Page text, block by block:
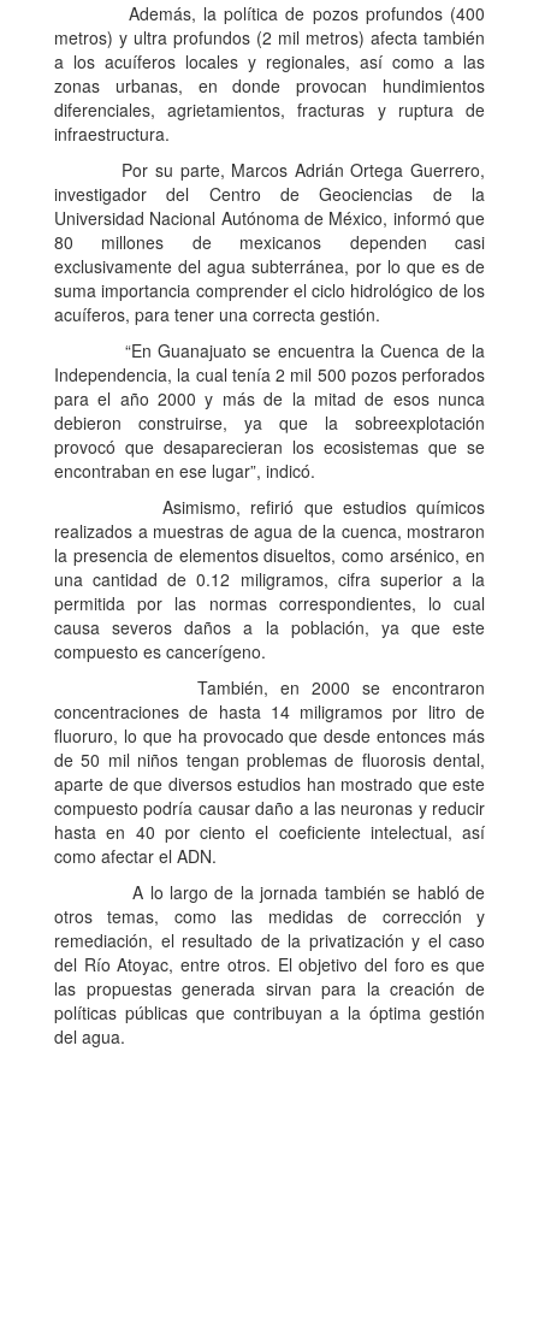
Además, la política de pozos profundos (400
metros) y ultra profundos (2 mil metros) afecta también
a los acuíferos locales y regionales, así como a las
zonas urbanas, en donde provocan hundimientos
diferenciales, agrietamientos, fracturas y ruptura de
infraestructura.
Por su parte, Marcos Adrián Ortega Guerrero,
investigador del Centro de Geociencias de la
Universidad Nacional Autónoma de México, informó que
80 millones de mexicanos dependen casi
exclusivamente del agua subterránea, por lo que es de
suma importancia comprender el ciclo hidrológico de los
acuíferos, para tener una correcta gestión.
“En Guanajuato se encuentra la Cuenca de la
Independencia, la cual tenía 2 mil 500 pozos perforados
para el año 2000 y más de la mitad de esos nunca
debieron construirse, ya que la sobreexplotación
provocó que desaparecieran los ecosistemas que se
encontraban en ese lugar”, indicó.
Asimismo, refirió que estudios químicos
realizados a muestras de agua de la cuenca, mostraron
la presencia de elementos disueltos, como arsénico, en
una cantidad de 0.12 miligramos, cifra superior a la
permitida por las normas correspondientes, lo cual
causa severos daños a la población, ya que este
compuesto es cancerígeno.
También, en 2000 se encontraron
concentraciones de hasta 14 miligramos por litro de
fluoruro, lo que ha provocado que desde entonces más
de 50 mil niños tengan problemas de fluorosis dental,
aparte de que diversos estudios han mostrado que este
compuesto podría causar daño a las neuronas y reducir
hasta en 40 por ciento el coeficiente intelectual, así
como afectar el ADN.
A lo largo de la jornada también se habló de
otros temas, como las medidas de corrección y
remediación, el resultado de la privatización y el caso
del Río Atoyac, entre otros. El objetivo del foro es que
las propuestas generada sirvan para la creación de
políticas públicas que contribuyan a la óptima gestión
del agua.